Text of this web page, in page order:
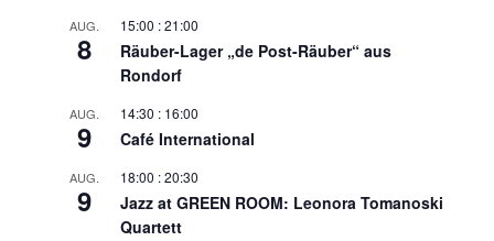
AUG.
8
15:00 :21:00
Räuber-Lager „de Post-Räuber“ aus
Rondorf
AUG.
9
14:30 : 16:00
Café International
AUG.
9
18:00 :20:30
Jazz at GREEN ROOM: Leonora Tomanoski
Quartett